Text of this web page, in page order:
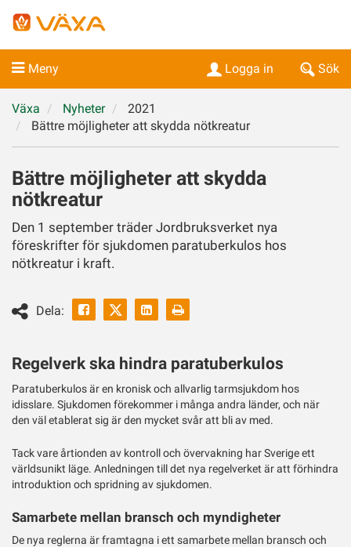
Meny Sök
Logga in
Växa Nyheter
2021
Bättre möjligheter att skydda nötkreatur
Bättre möjligheter att skydda
nötkreatur
Den 1 september träder Jordbruksverket nya
föreskrifter för sjukdomen paratuberkulos hos
nötkreatur i kraft.
Dela:
Facebook LinkedinSkriv
Regelverk ska hindra paratuberkulos
Paratuberkulos är en kronisk och allvarlig tarmsjukdom hos
idisslare. Sjukdomen förekommer i många andra länder, och när
den väl etablerat sig är den mycket svår att bli av med.
Tack vare årtionden av kontroll och övervakning har Sverige ett
världsunikt läge. Anledningen till det nya regelverket är att förhindra
introduktion och spridning av sjukdomen.
Samarbete mellan bransch och myndigheter
De nya reglerna är framtagna i ett samarbete mellan bransch och